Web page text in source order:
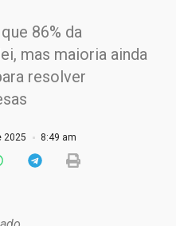
86% da
mas maioria ainda
resolver
2025 8:49 am